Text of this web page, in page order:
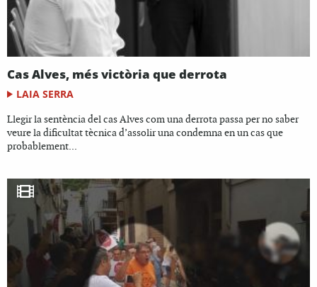
Cas Alves, més victòria que derrota
LAIA SERRA
Llegir la sentència del cas Alves com una derrota passa per no saber
veure la dificultat tècnica d’assolir una condemna en un cas que
probablement...